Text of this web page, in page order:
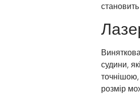
судини,
розмір